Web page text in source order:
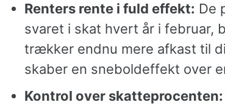
Renters rente i fuld effekt: De
svaret i skat hvert år i februar,
trækker endnu mere afkast til
skaber en sneboldeffekt over
Kontrol over skatteprocenten: